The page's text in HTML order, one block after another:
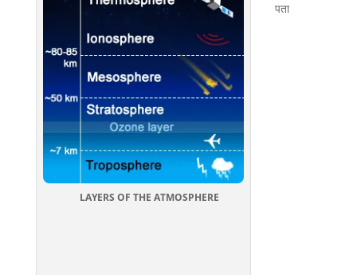
LAYERS OF THE ATMOSPHERE
पता